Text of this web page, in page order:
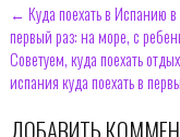
← Куда поехать в Испанию в
первый раз: на море, с
Советуем, куда поехать
испания куда поехать в
ДОБАВИТЬ